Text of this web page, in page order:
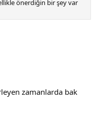
önerdiğin bir şey var
zamanlarda bak